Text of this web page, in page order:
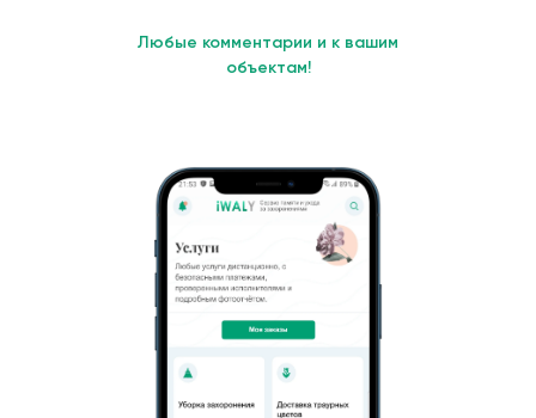
Любые комментарии и к вашим
объектам!